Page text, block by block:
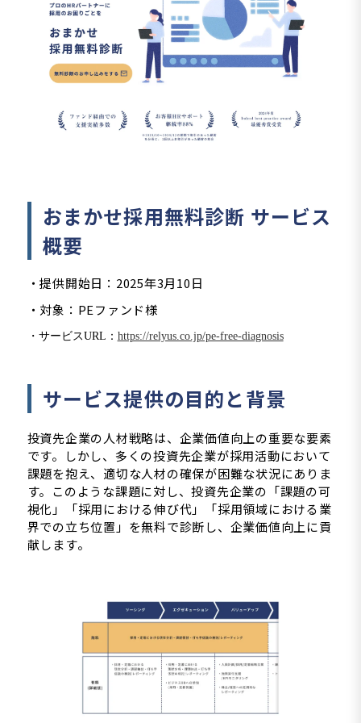
おまかせ採用無料診断 サービス
概要
・提供開始日：2025年3月10日
・対象：PEファンド様
・ サービスURL： https://relyus.co.jp/pe-free-diagnosis
サービス提供の目的と背景
投資先企業の人材戦略は、企業価値向上の重要な要素
です。しかし、多くの投資先企業が採用活動において
課題を抱え、適切な人材の確保が困難な状況にありま
す。このような課題に対し、投資先企業の「課題の可
視化」「採用における伸び代」「採用領域における業
界での立ち位置」を無料で診断し、企業価値向上に貢
献します。